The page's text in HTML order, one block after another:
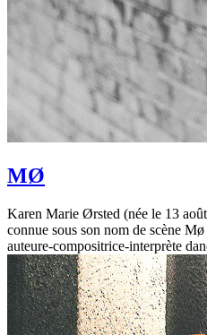
MØ
Karen Marie Ørsted (née le 13
connue sous son nom de scène
auteure-compositrice-interprète